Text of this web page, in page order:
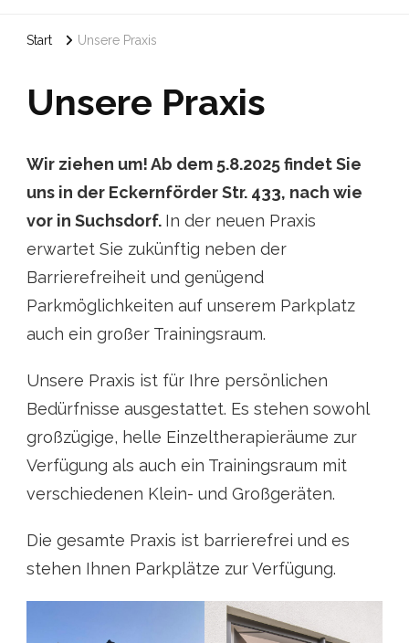
Start Unsere Praxis
Unsere Praxis
Wir ziehen um! Ab dem 5.8.2025 findet Sie
uns in der Eckernförder Str. 433, nach wie
vor in Suchsdorf. In der neuen Praxis
erwartet Sie zukünftig neben der
Barrierefreiheit und genügend
Parkmöglichkeiten auf unserem Parkplatz
auch ein großer Trainingsraum.
Unsere Praxis ist für Ihre persönlichen
Bedürfnisse ausgestattet. Es stehen sowohl
großzügige, helle Einzeltherapieräume zur
Verfügung als auch ein Trainingsraum mit
verschiedenen Klein- und Großgeräten.
Die gesamte Praxis ist barrierefrei und es
stehen Ihnen Parkplätze zur Verfügung.